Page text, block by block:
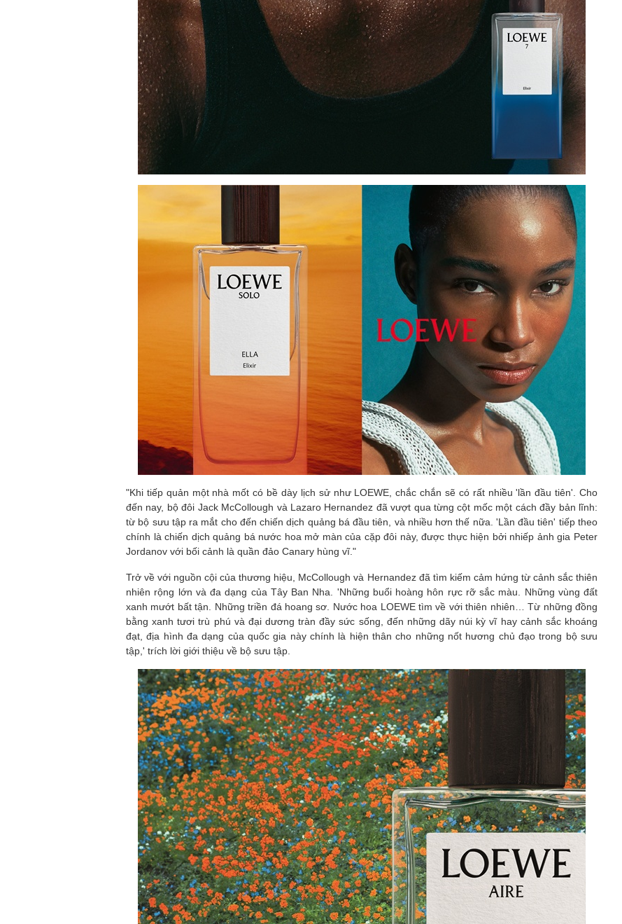
"Khi tiếp quản một nhà mốt có bề dày lịch sử như LOEWE, chắc chắn sẽ có rất nhiều 'lần đầu tiên'. Cho
đến nay, bộ đôi Jack McCollough và Lazaro Hernandez đã vượt qua từng cột mốc một cách đầy bản lĩnh:
từ bộ sưu tập ra mắt cho đến chiến dịch quảng bá đầu tiên, và nhiều hơn thế nữa. 'Lần đầu tiên' tiếp theo
chính là chiến dịch quảng bá nước hoa mở màn của cặp đôi này, được thực hiện bởi nhiếp ảnh gia Peter
Jordanov với bối cảnh là quần đảo Canary hùng vĩ."
Trở về với nguồn cội của thương hiệu, McCollough và Hernandez đã tìm kiếm cảm hứng từ cảnh sắc thiên
nhiên rộng lớn và đa dạng của Tây Ban Nha. 'Những buổi hoàng hôn rực rỡ sắc màu. Những vùng đất
xanh mướt bất tận. Những triền đá hoang sơ. Nước hoa LOEWE tìm về với thiên nhiên… Từ những đồng
bằng xanh tươi trù phú và đại dương tràn đầy sức sống, đến những dãy núi kỳ vĩ hay cảnh sắc khoáng
đạt, địa hình đa dạng của quốc gia này chính là hiện thân cho những nốt hương chủ đạo trong bộ sưu
tập,' trích lời giới thiệu về bộ sưu tập.